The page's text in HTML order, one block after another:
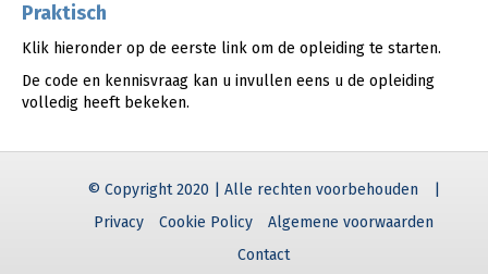
Praktisch
Klik hieronder op de eerste link om de opleiding te starten.
De code en kennisvraag kan u invullen eens u de opleiding
volledig heeft bekeken.
© Copyright 2020 | Alle rechten voorbehouden
Privacy
Cookie Policy
Algemene voorwaarden
Contact